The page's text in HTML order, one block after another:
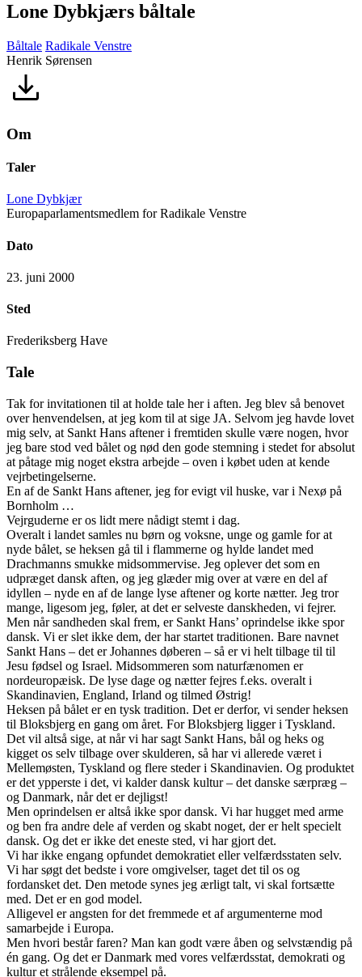
Lone Dybkjærs båltale
Båltale Radikale Venstre
Henrik Sørensen
Om
Taler
Lone Dybkjær
Europaparlamentsmedlem for Radikale Venstre
Dato
23. juni 2000
Sted
Frederiksberg Have
Tale
Tak for invitationen til at holde tale her i aften. Jeg blev så benovet
over henvendelsen, at jeg kom til at sige JA. Selvom jeg havde lovet
mig selv, at Sankt Hans aftener i fremtiden skulle være nogen, hvor
jeg bare stod ved bålet og nød den gode stemning i stedet for absolut
at påtage mig noget ekstra arbejde – oven i købet uden at kende
vejrbetingelserne.
En af de Sankt Hans aftener, jeg for evigt vil huske, var i Nexø på
Bornholm …
Vejrguderne er os lidt mere nådigt stemt i dag.
Overalt i landet samles nu børn og voksne, unge og gamle for at
nyde bålet, se heksen gå til i flammerne og hylde landet med
Drachmanns smukke midsommervise. Jeg oplever det som en
udpræget dansk aften, og jeg glæder mig over at være en del af
idyllen – nyde en af de lange lyse aftener og korte nætter. Jeg tror
mange, ligesom jeg, føler, at det er selveste danskheden, vi fejrer.
Men når sandheden skal frem, er Sankt Hans’ oprindelse ikke spor
dansk. Vi er slet ikke dem, der har startet traditionen. Bare navnet
Sankt Hans – det er Johannes døberen – så er vi helt tilbage til til
Jesu fødsel og Israel. Midsommeren som naturfænomen er
nordeuropæisk. De lyse dage og nætter fejres f.eks. overalt i
Skandinavien, England, Irland og tilmed Østrig!
Heksen på bålet er en tysk tradition. Det er derfor, vi sender heksen
til Bloksbjerg en gang om året. For Bloksbjerg ligger i Tyskland.
Det vil altså sige, at når vi har sagt Sankt Hans, bål og heks og
kigget os selv tilbage over skulderen, så har vi allerede været i
Mellemøsten, Tyskland og flere steder i Skandinavien. Og produktet
er det ypperste i det, vi kalder dansk kultur – det danske særpræg –
og Danmark, når det er dejligst!
Men oprindelsen er altså ikke spor dansk. Vi har hugget med arme
og ben fra andre dele af verden og skabt noget, der er helt specielt
dansk. Og det er ikke det eneste sted, vi har gjort det.
Vi har ikke engang opfundet demokratiet eller velfærdsstaten selv.
Vi har søgt det bedste i vore omgivelser, taget det til os og
fordansket det. Den metode synes jeg ærligt talt, vi skal fortsætte
med. Det er en god model.
Alligevel er angsten for det fremmede et af argumenterne mod
samarbejde i Europa.
Men hvori består faren? Man kan godt være åben og selvstændig på
én gang. Og det er Danmark med vores velfærdsstat, demokrati og
kultur et strålende eksempel på.